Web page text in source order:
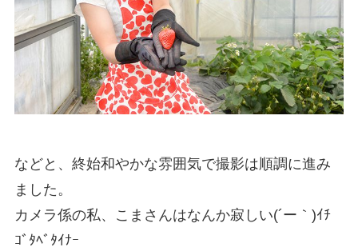
などと、終始和やかな雰囲気で撮影は順調に進み
ました。
カメラ係の私、こまさんはなんか寂しい(´ー｀)ｲﾁ
ｺﾞﾀﾍﾞﾀｲﾅｰ